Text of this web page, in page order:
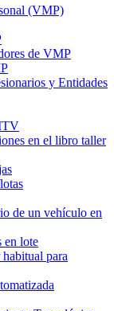
(VMP)
de VMP
y Entidades
en el libro taller
de un vehículo en
en lote
para